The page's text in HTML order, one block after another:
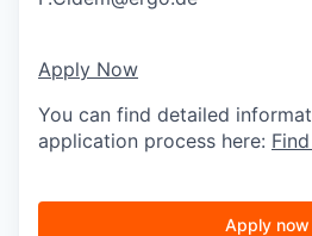
Apply Now
You can find detailed
application process here:
Apply now